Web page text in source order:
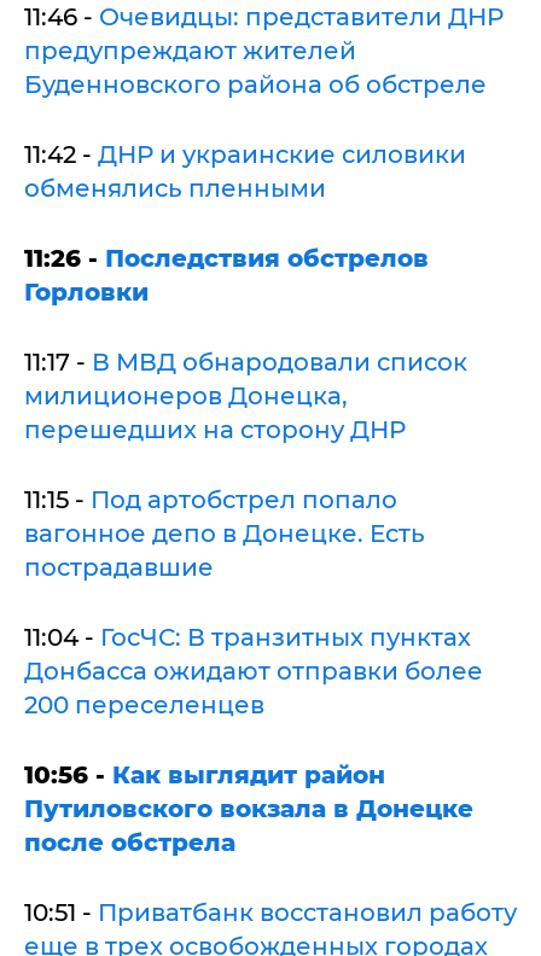
11:46 - Очевидцы: представители ДНР
предупреждают жителей
Буденновского района об обстреле
11:42 - ДНР и украинские силовики
обменялись пленными
11:26 - Последствия обстрелов
Горловки
11:17 - В МВД обнародовали список
милиционеров Донецка,
перешедших на сторону ДНР
11:15 - Под артобстрел попало
вагонное депо в Донецке. Есть
пострадавшие
11:04 - ГосЧС: В транзитных пунктах
Донбасса ожидают отправки более
200 переселенцев
10:56 - Как выглядит район
Путиловского вокзала в Донецке
после обстрела
10:51 - Приватбанк восстановил работу
еще в трех освобожденных городах